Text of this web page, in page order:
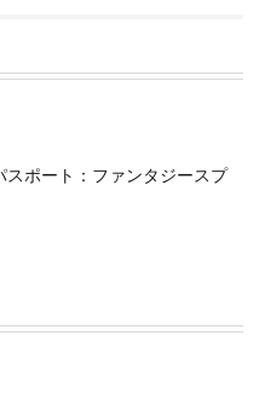
ポート：ファンタジースプ